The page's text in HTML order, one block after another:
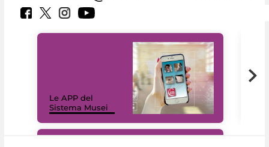
Le APP del
Sistema Musei